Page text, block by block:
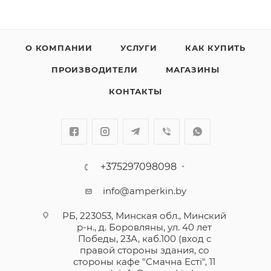
О КОМПАНИИ УСЛУГИ КАК КУПИТЬ
ПРОИЗВОДИТЕЛИ МАГАЗИНЫ
КОНТАКТЫ
+375297098098
info@amperkin.by
РБ, 223053, Минская обл., Минский
р-н., д. Боровляны, ул. 40 лет
Победы, 23А, каб.100 (вход с
правой стороны здания, со
стороны кафе "Смачна Естi", 11